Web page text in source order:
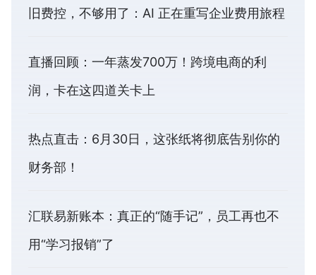
旧费控，不够用了：AI 正在重写企业费用旅程
直播回顾：一年蒸发700万！跨境电商的利
润，卡在这四道关卡上
热点直击：6月30日，这张纸将彻底告别你的
财务部！
汇联易新账本：真正的“随手记”，员工再也不
用“学习报销”了